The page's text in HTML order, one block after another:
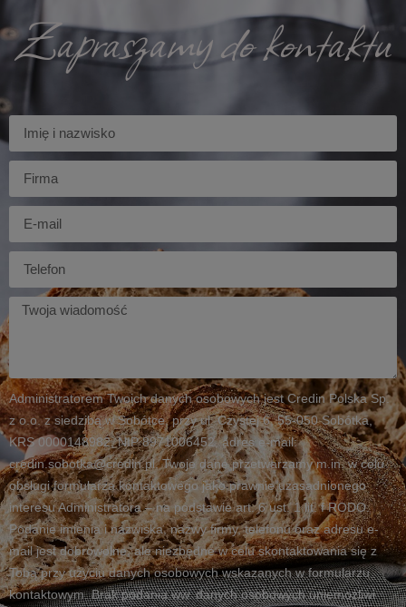
Zapraszamy do kontaktu
Imię
Firma
Telefon
Twoja
wiadomość
Administratorem Twoich danych osobowych jest Credin Polska Sp.
z o.o. z siedzibą w Sobótce, przy ul. Czystej 6, 55-050 Sobótka,
KRS 0000148982, NIP 8971006452, adres e-mail:
credin.sobotka@credin.pl. Twoje dane przetwarzamy m.in. w celu
obsługi formularza kontaktowego jako prawnie uzasadnionego
interesu Administratora – na podstawie art. 6 ust. 1 lit. f RODO.
Podanie imienia i nazwiska, nazwy firmy, telefonu oraz adresu e-
mail jest dobrowolne, ale niezbędne w celu skontaktowania się z
Tobą przy użyciu danych osobowych wskazanych w formularzu
kontaktowym. Brak podania ww. danych osobowych uniemożliwi